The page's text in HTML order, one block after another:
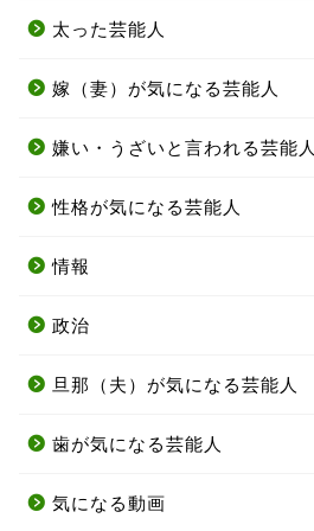
太った芸能人
嫁（妻）が気になる芸能人
嫌い・うざいと言われる芸能人
性格が気になる芸能人
情報
政治
旦那（夫）が気になる芸能人
歯が気になる芸能人
気になる動画